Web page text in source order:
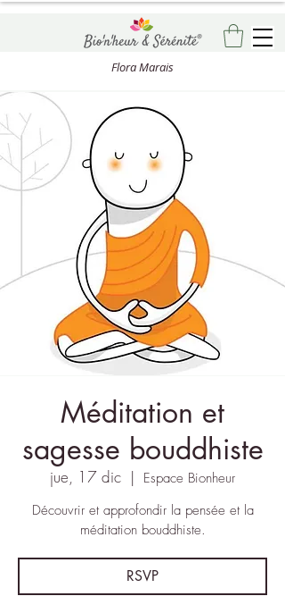
Flora Marais
Méditation et
sagesse bouddhiste
jue, 17 dic
  |
Espace Bionheur
Découvrir et approfondir la pensée et la
méditation bouddhiste.
RSVP